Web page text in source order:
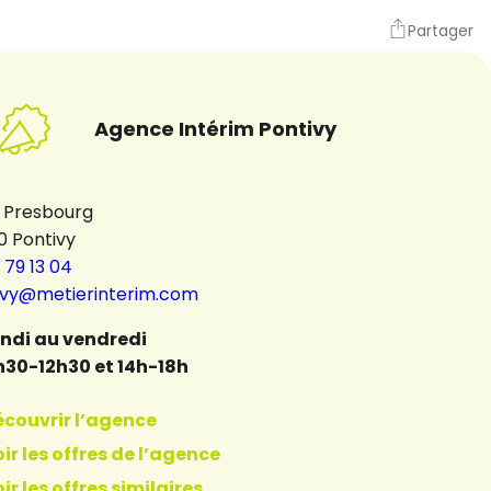
Partager
Agence Intérim Pontivy
Presbourg
Pontivy
13 04
au vendredi
12h30 et 14h-18h
l’agence
les offres de l’agence